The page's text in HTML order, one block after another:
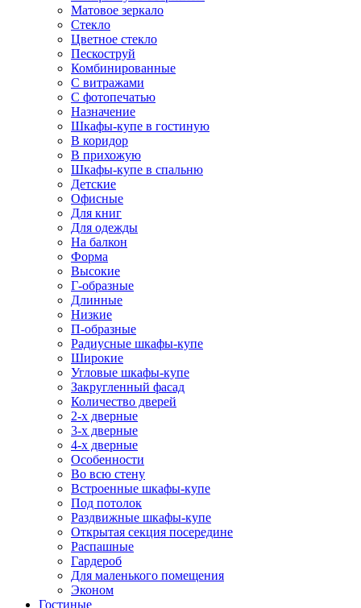
Матовое зеркало
Стекло
Цветное стекло
Пескоструй
Комбинированные
С витражами
С фотопечатью
Назначение
Шкафы-купе в гостиную
В коридор
В прихожую
Шкафы-купе в спальню
Детские
Офисные
Для книг
Для одежды
На балкон
Форма
Высокие
Г-образные
Длинные
Низкие
П-образные
Радиусные шкафы-купе
Широкие
Угловые шкафы-купе
Закругленный фасад
Количество дверей
2-х дверные
3-х дверные
4-х дверные
Особенности
Во всю стену
Встроенные шкафы-купе
Под потолок
Раздвижные шкафы-купе
Открытая секция посередине
Распашные
Гардероб
Для маленького помещения
Эконом
Гостиные